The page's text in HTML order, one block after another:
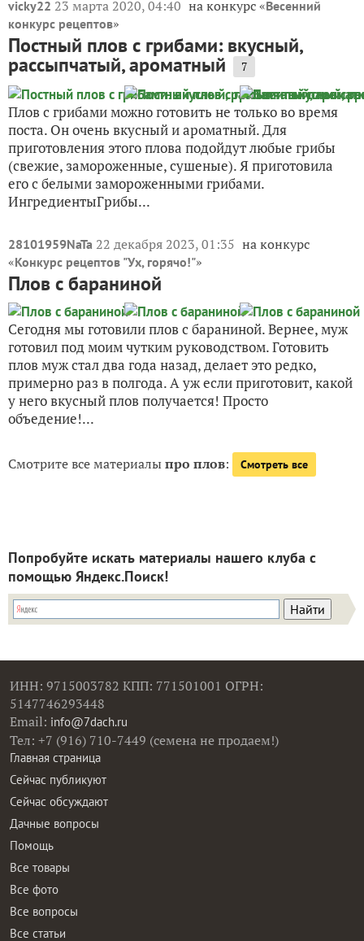
vicky22 23 марта 2020, 04:40 на конкурс «Весенний
конкурс рецептов»
Постный плов с грибами: вкусный,
рассыпчатый, ароматный 7
Плов с грибами можно готовить не только во время
поста. Он очень вкусный и ароматный. Для
приготовления этого плова подойдут любые грибы
(свежие, замороженные, сушеные). Я приготовила
его с белыми замороженными грибами.
ИнгредиентыГрибы...
28101959NaTa 22 декабря 2023, 01:35 на конкурс
«Конкурс рецептов "Ух, горячо!"»
Плов с бараниной
Сегодня мы готовили плов с бараниной. Вернее, муж
готовил под моим чутким руководством. Готовить
плов муж стал два года назад, делает это редко,
примерно раз в полгода. А уж если приготовит, какой
у него вкусный плов получается! Просто
объедение!...
Смотрите все материалыпро плов: Смотреть все
Попробуйте искать материалы нашего клуба с
помощью Яндекс.Поиск!
ИНН: 9715003782 КПП: 771501001 ОГРН:
5147746293448
Email: info@7dach.ru
Тел: +7 (916) 710-7449 (семена не продаем!)
Главная страница
Сейчас публикуют
Сейчас обсуждают
Дачные вопросы
Помощь
Все товары
Все фото
Все вопросы
Все статьи